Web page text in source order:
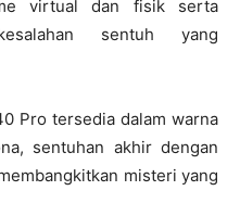
virtual dan fisik serta
sentuh yang
Pro tersedia dalam warna
sentuhan akhir dengan
misteri yang